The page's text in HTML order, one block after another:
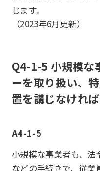
じます。
（2023年6月更新）
Q4-1-5 小規模な
ーを取り扱い、
置を講じなけれ
A4-1-5
小規模な事業者も、法
などの手続きで、従業